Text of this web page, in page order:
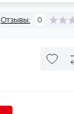
Отзывы: 0